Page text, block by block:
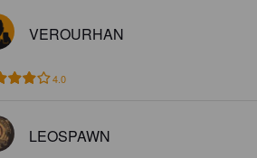
VEROURHAN
4.0
LEOSPAWN